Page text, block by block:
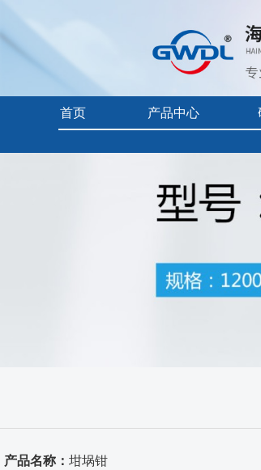
首页 产品中心
耐火原料
前沿科技
首页> 产品中心 >氧化镁陶瓷
产品名称： 坩埚钳